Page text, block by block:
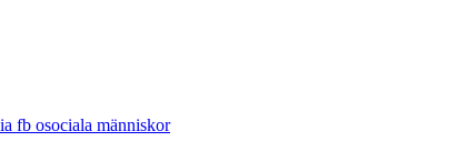
fb osociala människor